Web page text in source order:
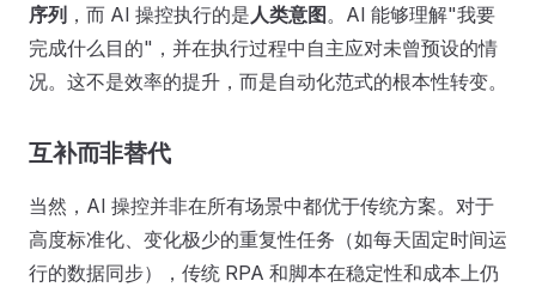
序列 ，而 AI 操控执行的是人类意图。AI 能够理解"我要
完成什么目的"，并在执行过程中自主应对未曾预设的情
况。这不是效率的提升，而是自动化范式的根本性转变。
互补而非替代
当然，AI 操控并非在所有场景中都优于传统方案。对于
高度标准化、变化极少的重复性任务（如每天固定时间运
行的数据同步），传统 RPA 和脚本在稳定性和成本上仍